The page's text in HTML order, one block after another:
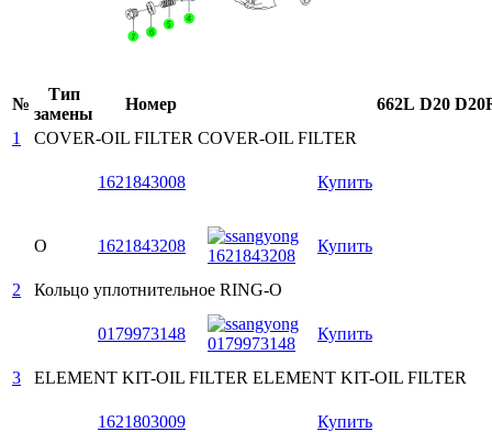
№
Тип
замены
Номер 662L D20
1
COVER-OIL FILTER COVER-OIL FILTER
1621843008 Купить
O 1621843208 Купить
2 Кольцо уплотнительное RING-O
0179973148 Купить
3 ELEMENT KIT-OIL FILTER ELEMENT KIT-OIL FILTER
1621803009 Купить